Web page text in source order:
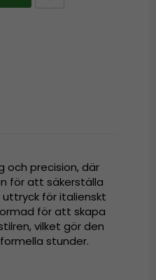
och precision, där
för att säkerställa
för italienskt
för att skapa
vilket gör den
stunder.